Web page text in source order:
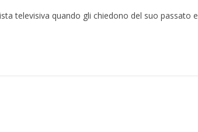
televisiva quando gli chiedono del suo passato e